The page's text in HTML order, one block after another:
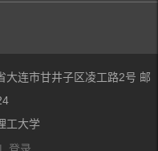
大连市甘井子区凌工路2号 邮
工大学